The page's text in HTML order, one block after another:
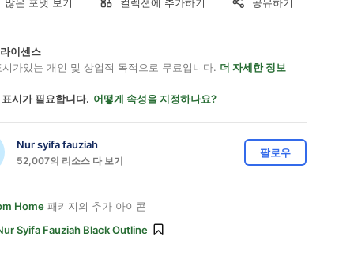
이센스
가있는 개인 및 상업적 목적으로 무료입니다. 더 자세한 정보
시가 필요합니다. 어떻게 속성을 지정하나요?
Nur syifa fauziah
52,007의 리소스 다 보기
팔로우
Home 패키지의 추가 아이콘
Syifa Fauziah Black Outline